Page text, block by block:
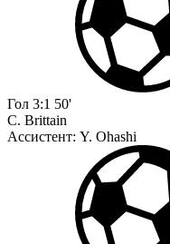
Гол 3:1 50'
C. Brittain
Ассистент: Y. Ohashi